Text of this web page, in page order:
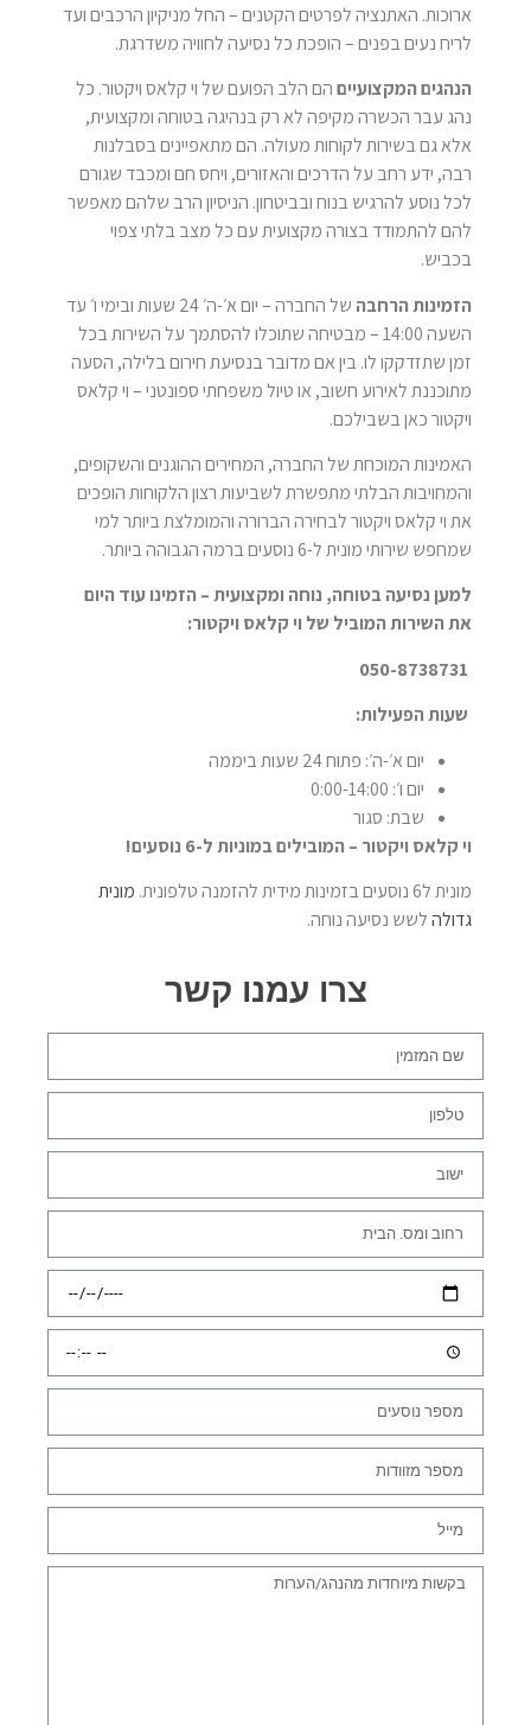
ארוכות. האתנציה לפרטים הקטנים – החל מניקיון הרכבים ועד
לריח נעים בפנים – הופכת כל נסיעה לחוויה משדרגת.
הנהגים המקצועייםהם הלב הפועם של וי קלאס ויקטור. כל
נהג עבר הכשרה מקיפה לא רק בנהיגה בטוחה ומקצועית,
אלא גם בשירות לקוחות מעולה. הם מתאפיינים בסבלנות
רבה, ידע רחב על הדרכים והאזורים, ויחס חם ומכבד שגורם
לכל נוסע להרגיש בנוח ובביטחון. הניסיון הרב שלהם מאפשר
להם להתמודד בצורה מקצועית עם כל מצב בלתי צפוי
בכביש.
הזמינות הרחבה
של החברה – יום א׳-ה׳ 24 שעות ובימי ו׳ עד
השעה 14:00 – מבטיחה שתוכלו להסתמך על השירות בכל
זמן שתזדקקו לו. בין אם מדובר בנסיעת חירום בלילה, הסעה
מתוכננת לאירוע חשוב, או טיול משפחתי ספונטני – וי קלאס
ויקטור כאן בשבילכם.
האמינות המוכחת של החברה, המחירים ההוגנים והשקופים,
והמחויבות הבלתי מתפשרת לשביעות רצון הלקוחות הופכים
את וי קלאס ויקטור לבחירה הברורה והמומלצת ביותר למי
שמחפש שירותי מונית ל-6 נוסעים ברמה הגבוהה ביותר.
למען נסיעה בטוחה, נוחה ומקצועית – הזמינו עוד היום
את השירות המוביל של וי קלאס ויקטור:
שעות הפעילות:
יום א׳-ה׳: פתוח 24 שעות ביממה
יום ו׳: 0:00-14:00
שבת: סגור
וי קלאס ויקטור – המובילים במוניות ל-6 נוסעים!
מונית ל6 נוסעים בזמינות מידית להזמנה טלפונית.
מונית
גדולהלשש נסיעה נוחה.
צרו עמנו קשר